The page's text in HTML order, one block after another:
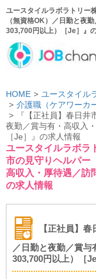
ユースタイルラボラトリー
（無資格OK）／日勤と夜
303,700円以上）［Je］』
HOME
ユースタイル
介護職（ケアワーカ
『【正社員】春日
夜勤／賞与有・高収入
［Je］』の求人情報
ユースタイルラボラ
市の見守りヘルパー
高収入・厚待遇／訪
の求人情報
【正社員】
／日勤と夜勤／賞
303,700円以上）［Je